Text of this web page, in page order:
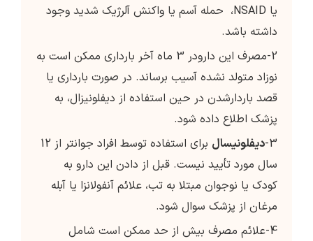
یا NSAID، حمله آسم یا واکنش آلرژیک شدید وجود
داشته باشد.
2-مصرف این دارودر 3 ماه آخر بارداری ممکن است به
نوزاد متولد نشده آسیب برساند. در صورت بارداری یا
قصد باردارشدن در حین استفاده از دیفلونیزال، به
پزشک اطلاع داده شود.
3- دیفلونیسال
برای استفاده توسط افراد جوانتر از 12
سال مورد تأیید نیست. قبل از دادن این دارو به
کودک یا نوجوان مبتلا به تب، علائم آنفولانزا یا آبله
مرغان از پزشک سوال شود.
4-علائم مصرف بیش از حد ممکن است شامل